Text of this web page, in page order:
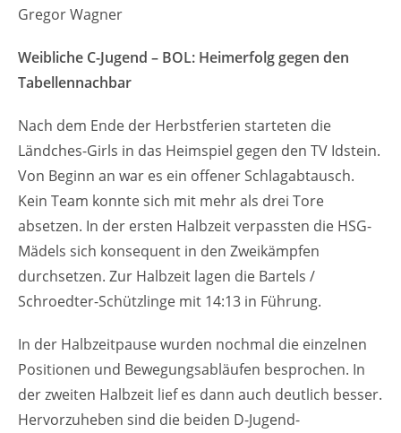
Gregor Wagner
Weibliche C-Jugend – BOL: Heimerfolg gegen den
Tabellennachbar
Nach dem Ende der Herbstferien starteten die
Ländches-Girls in das Heimspiel gegen den TV Idstein.
Von Beginn an war es ein offener Schlagabtausch.
Kein Team konnte sich mit mehr als drei Tore
absetzen. In der ersten Halbzeit verpassten die HSG-
Mädels sich konsequent in den Zweikämpfen
durchsetzen. Zur Halbzeit lagen die Bartels /
Schroedter-Schützlinge mit 14:13 in Führung.
In der Halbzeitpause wurden nochmal die einzelnen
Positionen und Bewegungsabläufen besprochen. In
der zweiten Halbzeit lief es dann auch deutlich besser.
Hervorzuheben sind die beiden D-Jugend-